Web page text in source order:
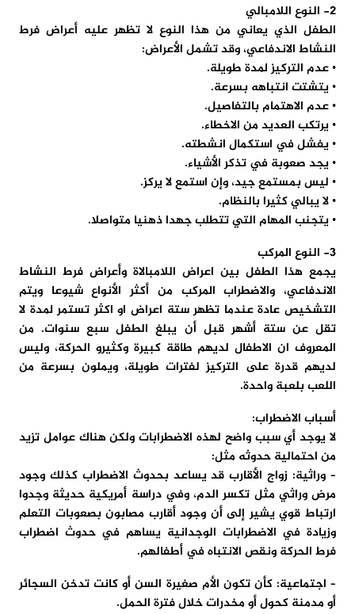
2- النوع اللامبالي
الطفل الذي يعاني من هذا النوع لا تظهر عليه أعراض فرط
النشاط الاندفاعي، وقد تشمل الأعراض:
• عدم التركيز لمدة طويلة.
• يتشتت انتباهه بسرعة.
• عدم الاهتمام بالتفاصيل.
• يرتكب العديد من الاخطاء.
• يفشل في استكمال انشطته.
• يجد صعوبة في تذكر الأشياء.
• ليس بمستمع جيد، وإن استمع لا يركز.
• لا يبالي كثيرا بالنظام.
• يتجنب المهام التي تتطلب جهدا ذهنيا متواصلا.
3- النوع المركب
يجمع هذا الطفل بين اعراض اللامبالاة وأعراض فرط النشاط
الاندفاعي، والاضطراب المركب من أكثر الأنواع شيوعا ويتم
التشخيص عادة عندما تظهر ستة اعراض او اكثر تستمر لمدة لا
تقل عن ستة أشهر قبل أن يبلغ الطفل سبع سنوات. من
المعروف ان الاطفال لديهم طاقة كبيرة وكثيرو الحركة، وليس
لديهم قدرة على التركيز لفترات طويلة، ويملون بسرعة من
اللعب بلعبة واحدة.
أسباب الاضطراب:
لا يوجد أي سبب واضح لهذه الاضطرابات ولكن هناك عوامل تزيد
من احتمالية حدوثه مثل:
– وراثية:زواج الأقارب قد يساعد بحدوث الاضطراب كذلك وجود
مرض وراثي مثل تكسر الدم، وفي دراسة أمريكية حديثة وجدوا
ارتباط قوي يشير إلى أن وجود أقارب مصابون بصعوبات التعلم
وزيادة في الاضطرابات الوجدانية يساهم في حدوث اضطراب
فرط الحركة ونقص الانتباه في أطفالهم.
– اجتماعية: كأن تكون الأم صغيرة السن أو كانت تدخن السجائر
أو مدمنة كحول أو مخدرات خلال فترة الحمل.